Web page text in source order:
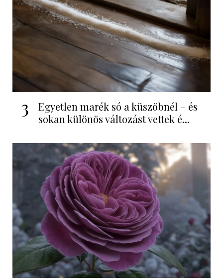
3
Egyetlen marék só a küszöbnél – és
sokan különös változást vettek é...